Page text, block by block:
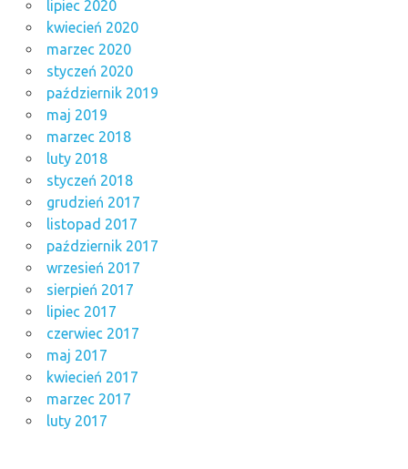
lipiec 2020
kwiecień 2020
marzec 2020
styczeń 2020
październik 2019
maj 2019
marzec 2018
luty 2018
styczeń 2018
grudzień 2017
listopad 2017
październik 2017
wrzesień 2017
sierpień 2017
lipiec 2017
czerwiec 2017
maj 2017
kwiecień 2017
marzec 2017
luty 2017